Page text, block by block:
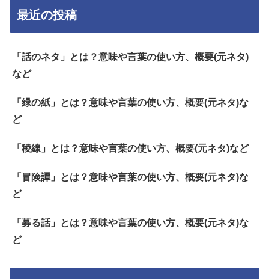
最近の投稿
「話のネタ」とは？意味や言葉の使い方、概要(元ネタ)
など
「緑の紙」とは？意味や言葉の使い方、概要(元ネタ)な
ど
「稜線」とは？意味や言葉の使い方、概要(元ネタ)など
「冒険譚」とは？意味や言葉の使い方、概要(元ネタ)な
ど
「募る話」とは？意味や言葉の使い方、概要(元ネタ)な
ど